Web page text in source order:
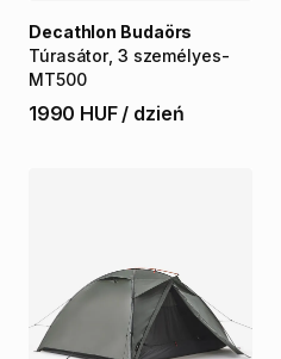
Túrasátor​,​ 3 személyes-
MT500
Decathlon Budaörs
1990 HUF / dzień